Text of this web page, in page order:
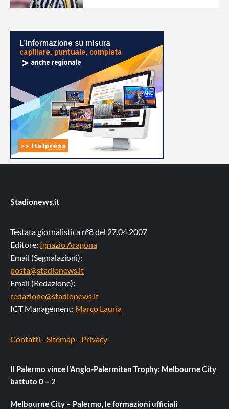
Stadionews.it
Testata giornalistica n°8 del 27.04.2007
Editore: Ignazio Aragona
Email (Segnalazioni):
posta@stadionews.it
Email (Redazione):
redazione@stadionews.it
ICT Management: Marco Lauria
Contatti - Sitemap- Privacy
Il Palermo vince l’Anglo-Palermitan Trophy: Melbourne City
battuto 0 – 2
Melbourne City – Palermo, le formazioni ufficiali